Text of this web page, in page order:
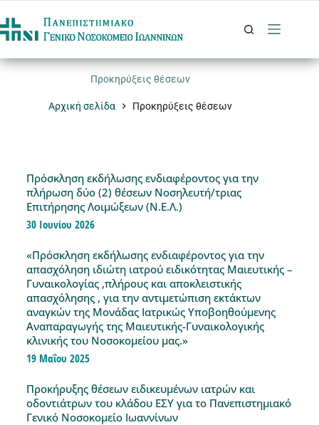
Προκηρύξεις θέσεων
Αρχική σελίδα Προκηρύξεις θέσεων
Πρόσκληση εκδήλωσης ενδιαφέροντος για την
πλήρωση δύο (2) θέσεων Νοσηλευτή/τριας
Επιτήρησης Λοιμώξεων (Ν.Ε.Λ.)
30 Ιουνίου 2026
«Πρόσκληση εκδήλωσης ενδιαφέροντος για την
απασχόληση ιδιώτη ιατρού ειδικότητας Μαιευτικής –
Γυναικολογίας ,πλήρους και αποκλειστικής
απασχόλησης , για την αντιμετώπιση εκτάκτων
αναγκών της Μονάδας Ιατρικώς Υποβοηθούμενης
Αναπαραγωγής της Μαιευτικής-Γυναικολογικής
κλινικής του Νοσοκομείου μας.»
19 Μαΐου 2025
Προκήρυξης θέσεων ειδικευμένων ιατρών και
οδοντιάτρων του κλάδου ΕΣΥ για το Πανεπιστημιακό
Γενικό Νοσοκομείο Ιωαννίνων